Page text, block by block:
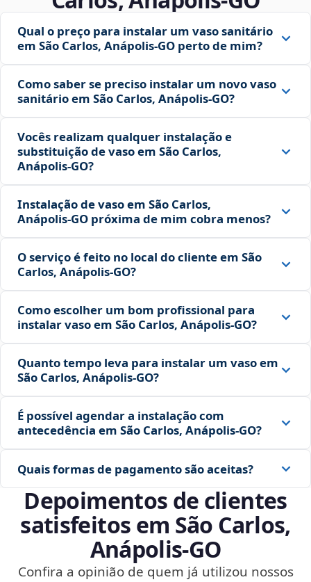
Qual o preço para instalar um vaso sanitário
em São Carlos, Anápolis‑GO perto de mim?
Como saber se preciso instalar um novo vaso
sanitário em São Carlos, Anápolis‑GO?
Vocês realizam qualquer instalação e
substituição de vaso em São Carlos,
Anápolis‑GO?
Instalação de vaso em São Carlos,
Anápolis‑GO próxima de mim cobra menos?
O serviço é feito no local do cliente em São
Carlos, Anápolis‑GO?
Como escolher um bom profissional para
instalar vaso em São Carlos, Anápolis‑GO?
Quanto tempo leva para instalar um vaso em
São Carlos, Anápolis‑GO?
É possível agendar a instalação com
antecedência em São Carlos, Anápolis‑GO?
Quais formas de pagamento são aceitas?
Depoimentos de clientes
satisfeitos em São Carlos,
Anápolis‑GO
Confira a opinião de quem já utilizou nossos